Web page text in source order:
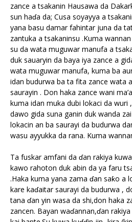
zance a tsakanin Hausawa da
sun haɗa da; Cusa soyayya a
yana basu damar fahintar juna da
zantuka a tsakaninsu .Kuma
su da wata muguwar manufa a
duk sauaryin da baya iya zance a
wata muguwar manufa, kuma ba
idan budurwa ba ta fita zance wata
saurayin . Don haka zance wani
kuma idan muka dubi lokaci da wuri
dawo gida suna ganin duk wanda
lokacin an ba saurayi da budurwa
wasu ayyukka da rana. Kuma
Ta fuskar amfani da ɗan rakiya
kawo rahoton duk abin da ya faru
.Haka kuma yana zama ɗan saƙo a
kare kaɗaitar saurayi da budurwa ,
tana ɗan yin wasa da shi,don haka
zancen. Bayan waɗannan,ɗan